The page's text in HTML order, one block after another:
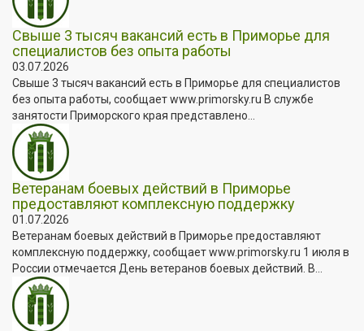
Свыше 3 тысяч вакансий есть в Приморье для
специалистов без опыта работы
03.07.2026
Свыше 3 тысяч вакансий есть в Приморье для специалистов
без опыта работы, сообщает www.primorsky.ru В службе
занятости Приморского края представлено...
Ветеранам боевых действий в Приморье
предоставляют комплексную поддержку
01.07.2026
Ветеранам боевых действий в Приморье предоставляют
комплексную поддержку, сообщает www.primorsky.ru 1 июля в
России отмечается День ветеранов боевых действий. В...